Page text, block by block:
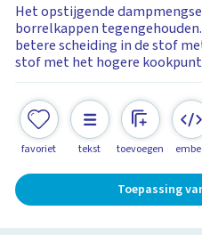
Het opstijgende
borrelkappen
betere scheiding in de stof
stof met het hogere
favoriet tekst toevoegen
Toepassing